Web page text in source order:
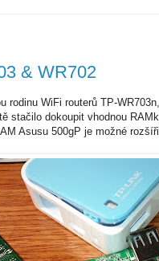
& WR702
WiFi routerů TP-
stačilo dokoupit vhodnou
Asusu 500gP je možné